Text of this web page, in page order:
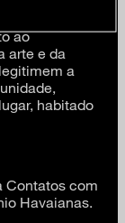
e aos
ao
arte e da
a
habitado
Contatos com
Havaianas.